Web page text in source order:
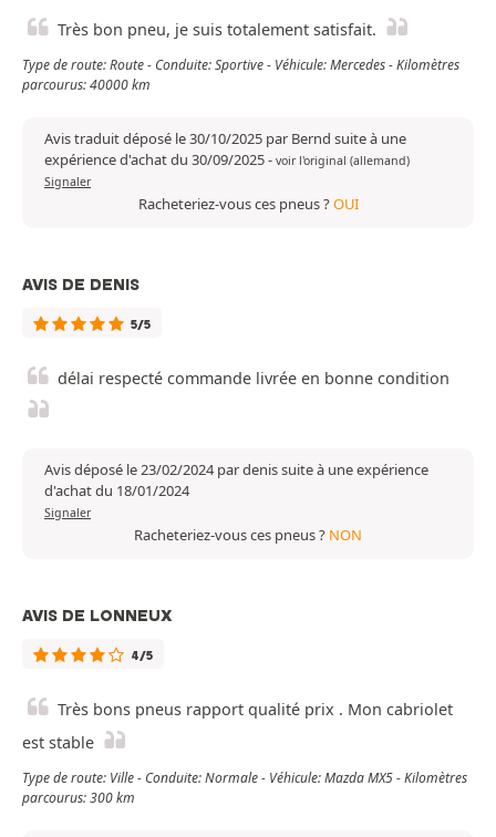
Très bon pneu, je suis totalement satisfait.
Type de route: Route - Conduite: Sportive - Véhicule: Mercedes - Kilomètres
parcourus: 40000 km
Avis traduit déposé le 30/10/2025 par Bernd suite à une
expérience d'achat du 30/09/2025- voir l'original (allemand)
Signaler
Racheteriez-vous ces pneus ?OUI
AVIS DE DENIS
5/5
délai respecté commande livrée en bonne condition
Avis déposé le 23/02/2024 par denis suite à une expérience
d'achat du 18/01/2024
Signaler
Racheteriez-vous ces pneus ? NON
AVIS DE LONNEUX
4/5
Très bons pneus rapport qualité prix . Mon cabriolet
est stable
Type de route: Ville - Conduite: Normale - Véhicule: Mazda MX5 - Kilomètres
parcourus: 300 km